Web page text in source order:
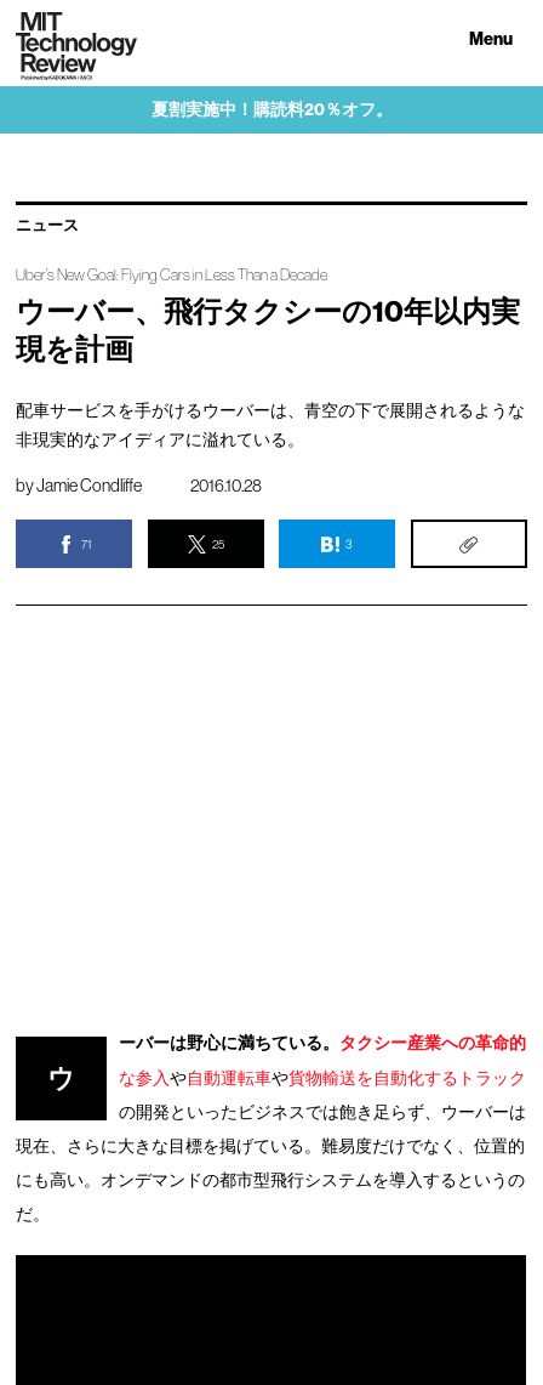
Menu
夏割実施中！購読料20％オフ。
ニュース
Uber’s New Goal: Flying Cars in Less Than a Decade
ウーバー、飛行タクシーの10年以内実
現を計画
配車サービスを手がけるウーバーは、青空の下で展開されるような
非現実的なアイディアに溢れている。
byJamie Condliffe 2016.10.28
71 25 3
ウ
ーバーは野心に満ちている。 タクシー産業への革命的
な参入や自動運転車や貨物輸送を自動化するトラック
の開発といったビジネスでは飽き足らず、ウーバーは
現在、さらに大きな目標を掲げている。難易度だけでなく、位置的
にも高い。オンデマンドの都市型飛行システムを導入するというの
だ。